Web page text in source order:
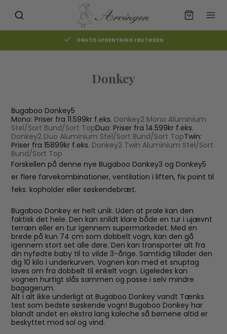
GRATIS AFHENTNING I BUTIKKEN
Donkey
Bugaboo Donkey5
Mono: Priser fra 11.599kr f.eks. Donkey2 Mono Aluminium
Stel/Sort Bund/Sort TopDuo: Priser fra 14.599kr f.eks.
Donkey2 Duo Aluminium Stel/Sort Bund/Sort TopTwin:
Priser fra 15899kr f.eks. Donkey2 Twin Aluminium Stel/Sort
Bund/Sort Top
Forskellen på denne nye Bugaboo Donkey3 og Donkey5
er flere farvekombinationer, ventilation i liften, fix point til
feks. kopholder eller søskendebræt.
Bugaboo Donkey er helt unik. Uden at prale kan den
faktisk det hele. Den kan snildt klare både en tur i ujævnt
terræn eller en tur igennem supermarkedet. Med en
brede på kun 74 cm som dobbelt vogn, kan den gå
igennem stort set alle døre. Den kan transporter alt fra
din nyfødte baby til to vilde 3-årige. Samtidig tillader den
dig 10 kilo i underkurven. Vognen kan med et snuptag
laves om fra dobbelt til enkelt vogn. Ligeledes kan
vognen hurtigt slås sammen og passe i selv mindre
bagagerum.
Alt i alt ikke underligt at Bugaboo Donkey vandt Tænks
test som bedste søskende vogn! Bugaboo Donkey har
blandt andet en ekstra lang kaleche så børnene altid er
beskyttet mod sol og vind.